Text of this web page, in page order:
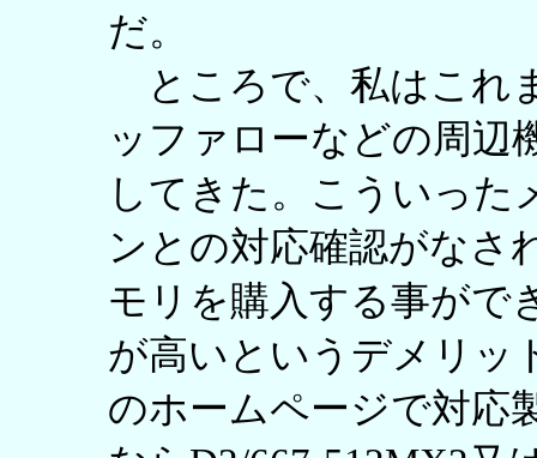
だ。
ところで、私はこれ
ッファローなどの周辺
してきた。こういった
ンとの対応確認がなさ
モリを購入する事がで
が高いというデメリッ
のホームページで対応